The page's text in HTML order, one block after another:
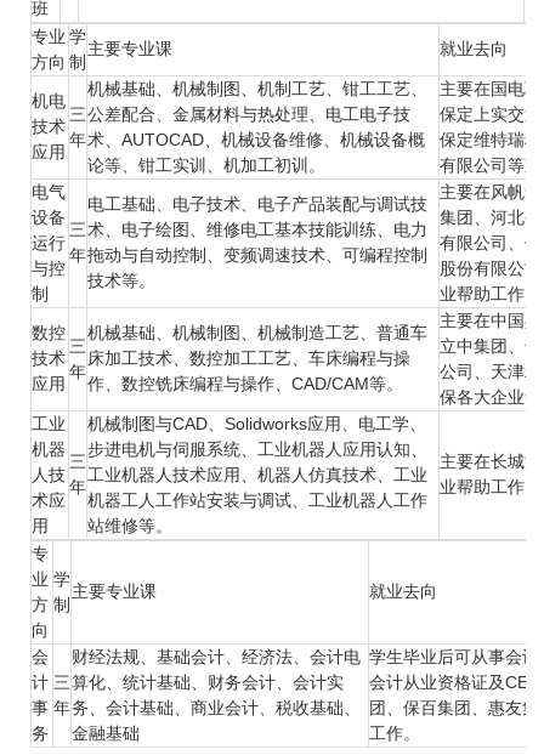
班
专业
方向
学
制
主要专业课 就业去向
机电
技术
应用
三
年
机械基础、机械制图、机制工艺、钳工工艺、
公差配合、金属材料与热处理、电工电子技
术、AUTOCAD、机械设备维修、机械设备概
论等、钳工实训、机加工初训。
主要在国电
保定上实交
保定维特瑞
有限公司等
电气
设备
运行
与控
制
三
年
电工基础、电子技术、电子产品装配与调试技
术、电子绘图、维修电工基本技能训练、电力
拖动与自动控制、变频调速技术、可编程控制
技术等。
主要在风帆
集团、河北
有限公司、
股份有限公
业帮助工作。
数控
技术
应用
三
年
机械基础、机械制图、机械制造工艺、普通车
床加工技术、数控加工工艺、车床编程与操
作、数控铣床编程与操作、CAD/CAM等。
主要在中国
立中集团、
公司、天津
保各大企业
工业
机器
人技
术应
用
三
年
机械制图与CAD、Solidworks应用、电工学、
步进电机与伺服系统、工业机器人应用认知、
工业机器人技术应用、机器人仿真技术、工业
机器工人工作站安装与调试、工业机器人工作
站维修等。
主要在长城
业帮助工作。
专
业
方
向
学
制
主要专业课 就业去向
会
计
事
务
三
年
财经法规、基础会计、经济法、会计电
算化、统计基础、财务会计、会计实
务、会计基础、商业会计、税收基础、
金融基础
学生毕业后可从事会
会计从业资格证及
团、保百集团、惠友
工作。